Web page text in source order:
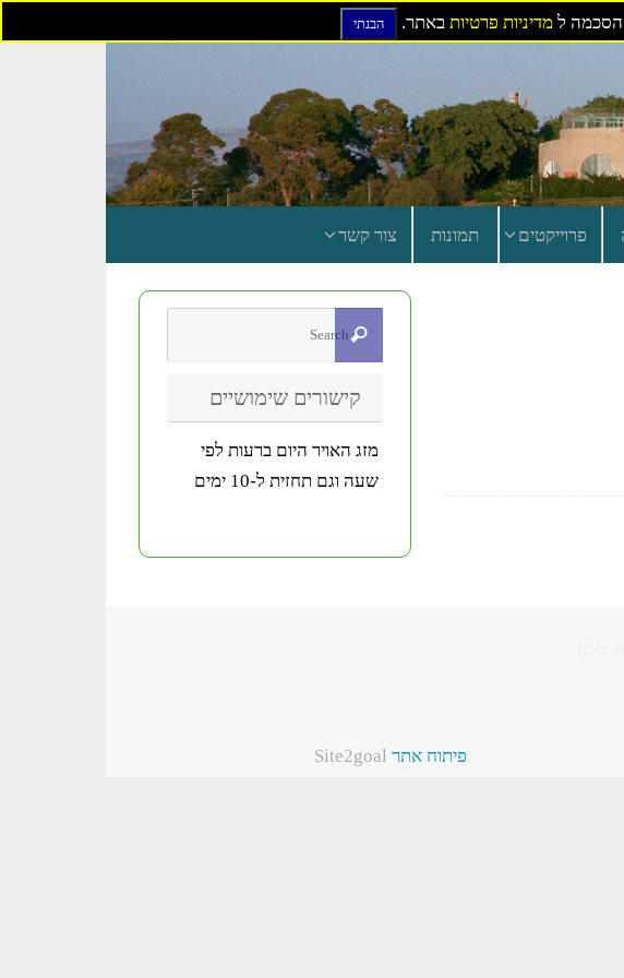
הסכמה למדיניות פרטיות באתר. הבנתי
פרוייקטים תמונות צור קשר
קישורים שימושיים
מזג האויר היום ברעות לפי
שעה וגם תחזית ל-10 ימים
פיתוח אתרSite2goal